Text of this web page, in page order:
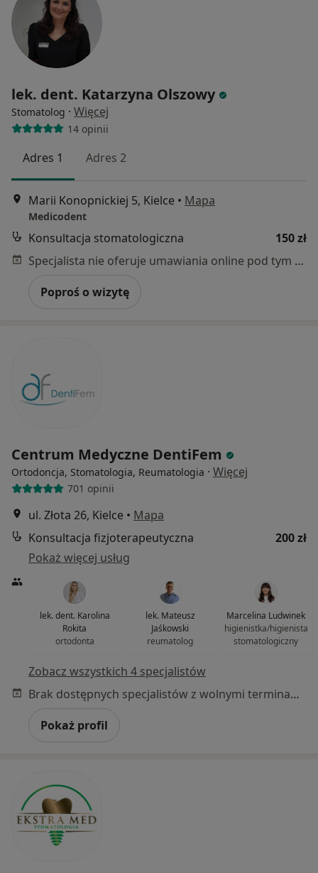
lek. dent. Katarzyna Olszowy
Stomatolog · Więcej
14 opinii
Adres 1 Adres 2
Marii Konopnickiej 5, Kielce • Mapa
Medicodent
Konsultacja stomatologiczna
150 zł
Specjalista nie oferuje umawiania online pod tym adresem.
Poproś o wizytę
Centrum Medyczne DentiFem
Ortodoncja, Stomatologia, Reumatologia · Więcej
701 opinii
ul. Złota 26, Kielce • Mapa
Konsultacja fizjoterapeutyczna
200 zł
Pokaż więcej usług
lek. dent. Karolina
Rokita
ortodonta
lek. Mateusz
Jaśkowski
reumatolog
Marcelina Ludwinek
higienistka/higienista
stomatologiczny
Zobacz wszystkich 4 specjalistów
Brak dostępnych specjalistów z wolnymi terminami w tym centrum medycznym.
Pokaż profil